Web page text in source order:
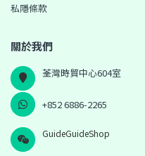
私隱條款
關於我們
荃灣時貿中心604室
+852 6886-2265
GuideGuideShop